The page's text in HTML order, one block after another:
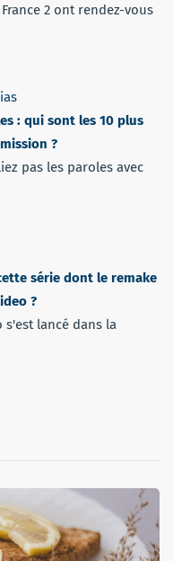
2 ont rendez-vous
: qui sont les 10 plus
?
pas les paroles avec
série dont le remake
?
s'est lancé dans la